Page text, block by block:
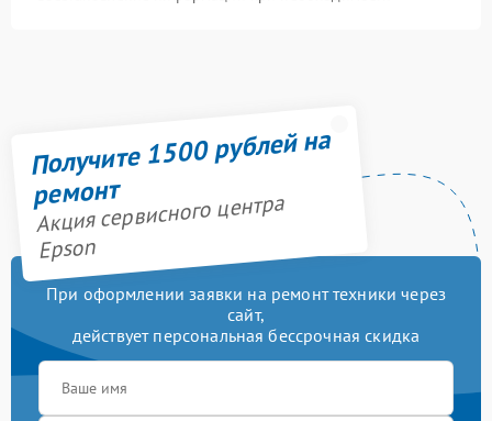
Получите 1500 рублей на
ремонт
Акция сервисного центра
Epson
При оформлении заявки на ремонт техники через
сайт,
действует персональная бессрочная скидка